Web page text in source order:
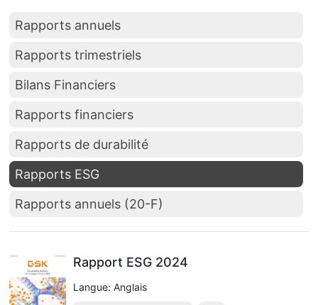
Rapports annuels
Rapports trimestriels
Bilans Financiers
Rapports financiers
Rapports de durabilité
Rapports ESG
Rapports annuels (20-F)
Rapport ESG 2024
Langue: Anglais